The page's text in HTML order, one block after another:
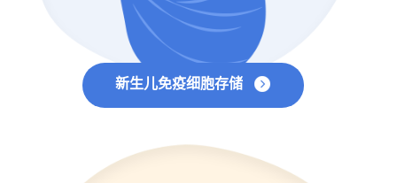
新生儿免疫细胞存储